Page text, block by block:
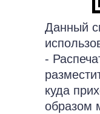
Данный
-
куда
образом